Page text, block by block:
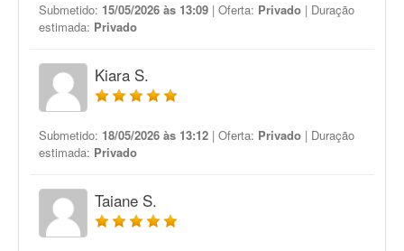
Submetido: 15/05/2026 às 13:09 | Oferta: Privado | Duração
estimada: Privado
Kiara S.
Submetido: 18/05/2026 às 13:12 | Oferta: Privado | Duração
estimada: Privado
Taiane S.